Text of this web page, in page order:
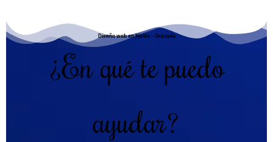
Diseño web en Nieles - Granada
¿En qué te puedo
ayudar?